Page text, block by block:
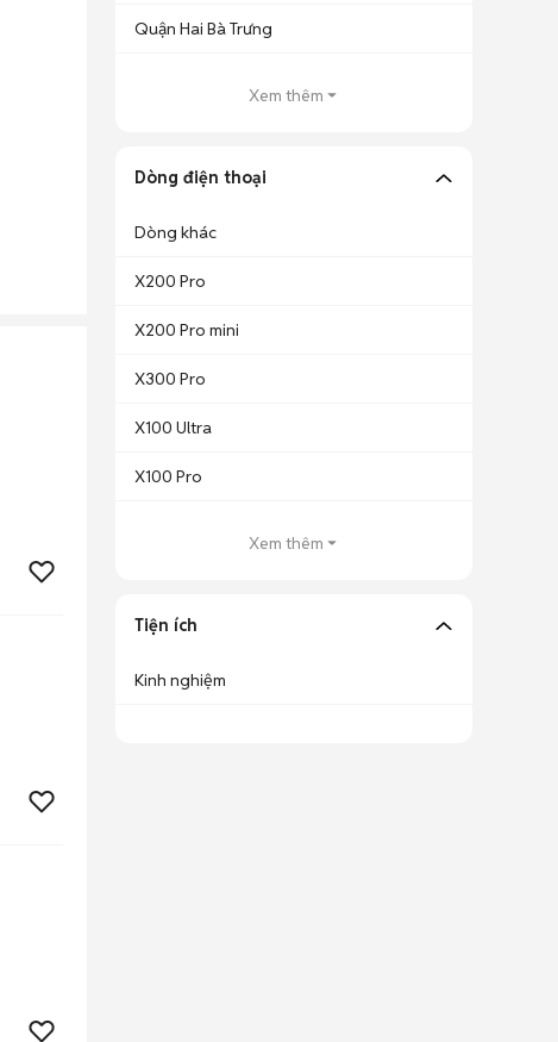
Quận Hai Bà Trưng
Xem thêm
Dòng điện thoại
Dòng khác
X200 Pro
X200 Pro mini
X300 Pro
X100 Ultra
X100 Pro
Xem thêm
Tiện ích
Kinh nghiệm